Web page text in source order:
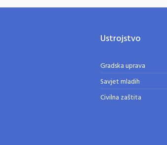
Ustrojstvo
Gradska uprava
Savjet mladih
Civilna zaštita